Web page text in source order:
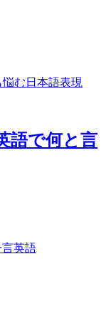
む日本語表現
語で何と言
言英語